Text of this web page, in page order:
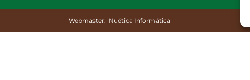
Webmaster: Nuética Informática